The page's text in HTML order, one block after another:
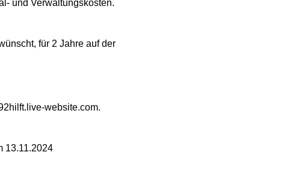
und Verwaltungskosten.
für 2 Jahre auf der
website.com.
13.11.2024